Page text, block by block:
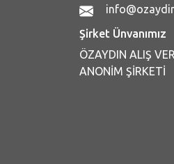
Şirket Ünvanımız
ÖZAYDIN ALIŞ
ANONİM ŞİRKETİ